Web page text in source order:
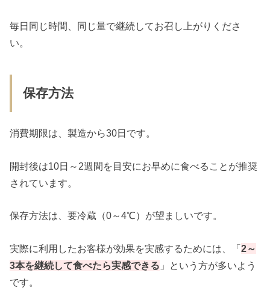
毎日同じ時間、同じ量で継続してお召し上がりくださ
い。
保存方法
消費期限は、製造から30日です。
開封後は10日～2週間を目安にお早めに食べることが推奨
されています。
保存方法は、要冷蔵（0～4℃）が望ましいです。
実際に利用したお客様が効果を実感するためには、「2～
3本を継続して食べたら実感できる 」という方が多いよう
です。